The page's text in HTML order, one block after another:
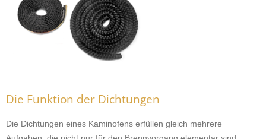
Die Funktion der Dichtungen
Die Dichtungen eines Kaminofens erfüllen gleich mehrere